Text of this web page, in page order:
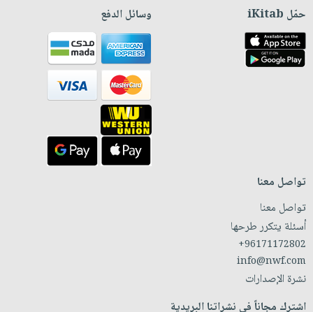
حمّل iKitab وسائل الدفع
تواصل معنا
تواصل معنا
أسئلة يتكرر طرحها
+96171172802
info@nwf.com
نشرة الإصدارات
اشترك مجاناً في نشراتنا البريدية